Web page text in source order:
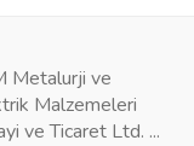
Metalurji ve
Malzemeleri
ve Ticaret Ltd. ...